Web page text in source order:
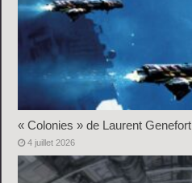
« Colonies » de Laurent Genefort
4 juillet 2026